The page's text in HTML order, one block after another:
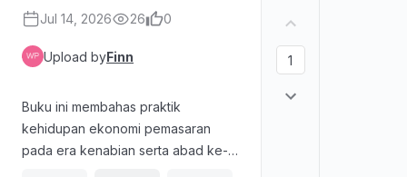
Jul 14, 2026 26 0
Upload byFinn
Buku ini membahas praktik
kehidupan ekonomi pemasaran
pada era kenabian serta abad ke-7